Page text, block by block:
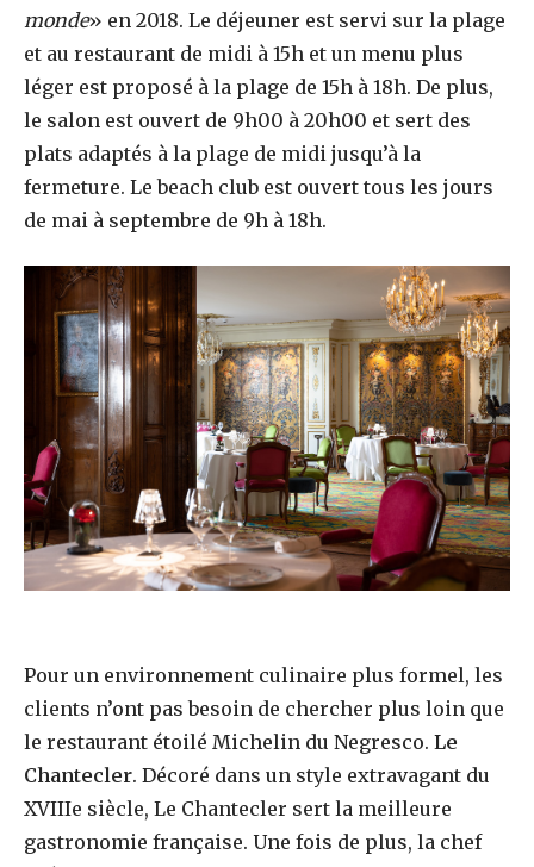
monde» en 2018. Le déjeuner est servi sur la plage
et au restaurant de midi à 15h et un menu plus
léger est proposé à la plage de 15h à 18h. De plus,
le salon est ouvert de 9h00 à 20h00 et sert des
plats adaptés à la plage de midi jusqu’à la
fermeture. Le beach club est ouvert tous les jours
de mai à septembre de 9h à 18h.
Pour un environnement culinaire plus formel, les
clients n’ont pas besoin de chercher plus loin que
le restaurant étoilé Michelin du Negresco. Le
Chantecler. Décoré dans un style extravagant du
XVIIIe siècle, Le Chantecler sert la meilleure
gastronomie française. Une fois de plus, la chef